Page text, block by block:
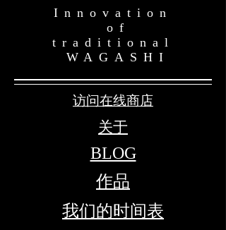
Innovation
of
traditional
WAGASHI
访问在线商店
关于
​BLOG
作品
我们的时间表